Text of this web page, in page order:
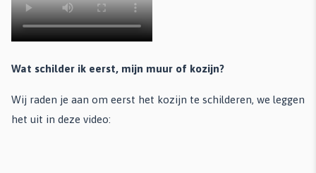
Wat schilder ik eerst, mijn muur of kozijn?
Wij raden je aan om eerst het kozijn te schilderen, we leggen
het uit in deze video: